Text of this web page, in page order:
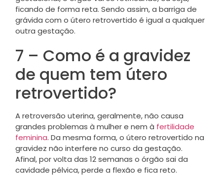
ficando de forma reta. Sendo assim, a barriga de
grávida com o útero retrovertido é igual a qualquer
outra gestação.
7 – Como é a gravidez
de quem tem útero
retrovertido?
A retroversão uterina, geralmente, não causa
grandes problemas à mulher e nem à fertilidade
feminina. Da mesma forma, o útero retrovertido na
gravidez não interfere no curso da gestação.
Afinal, por volta das 12 semanas o órgão sai da
cavidade pélvica, perde a flexão e fica reto.